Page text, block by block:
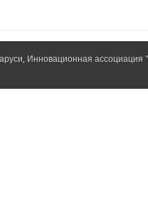
Инновационная ассоциация